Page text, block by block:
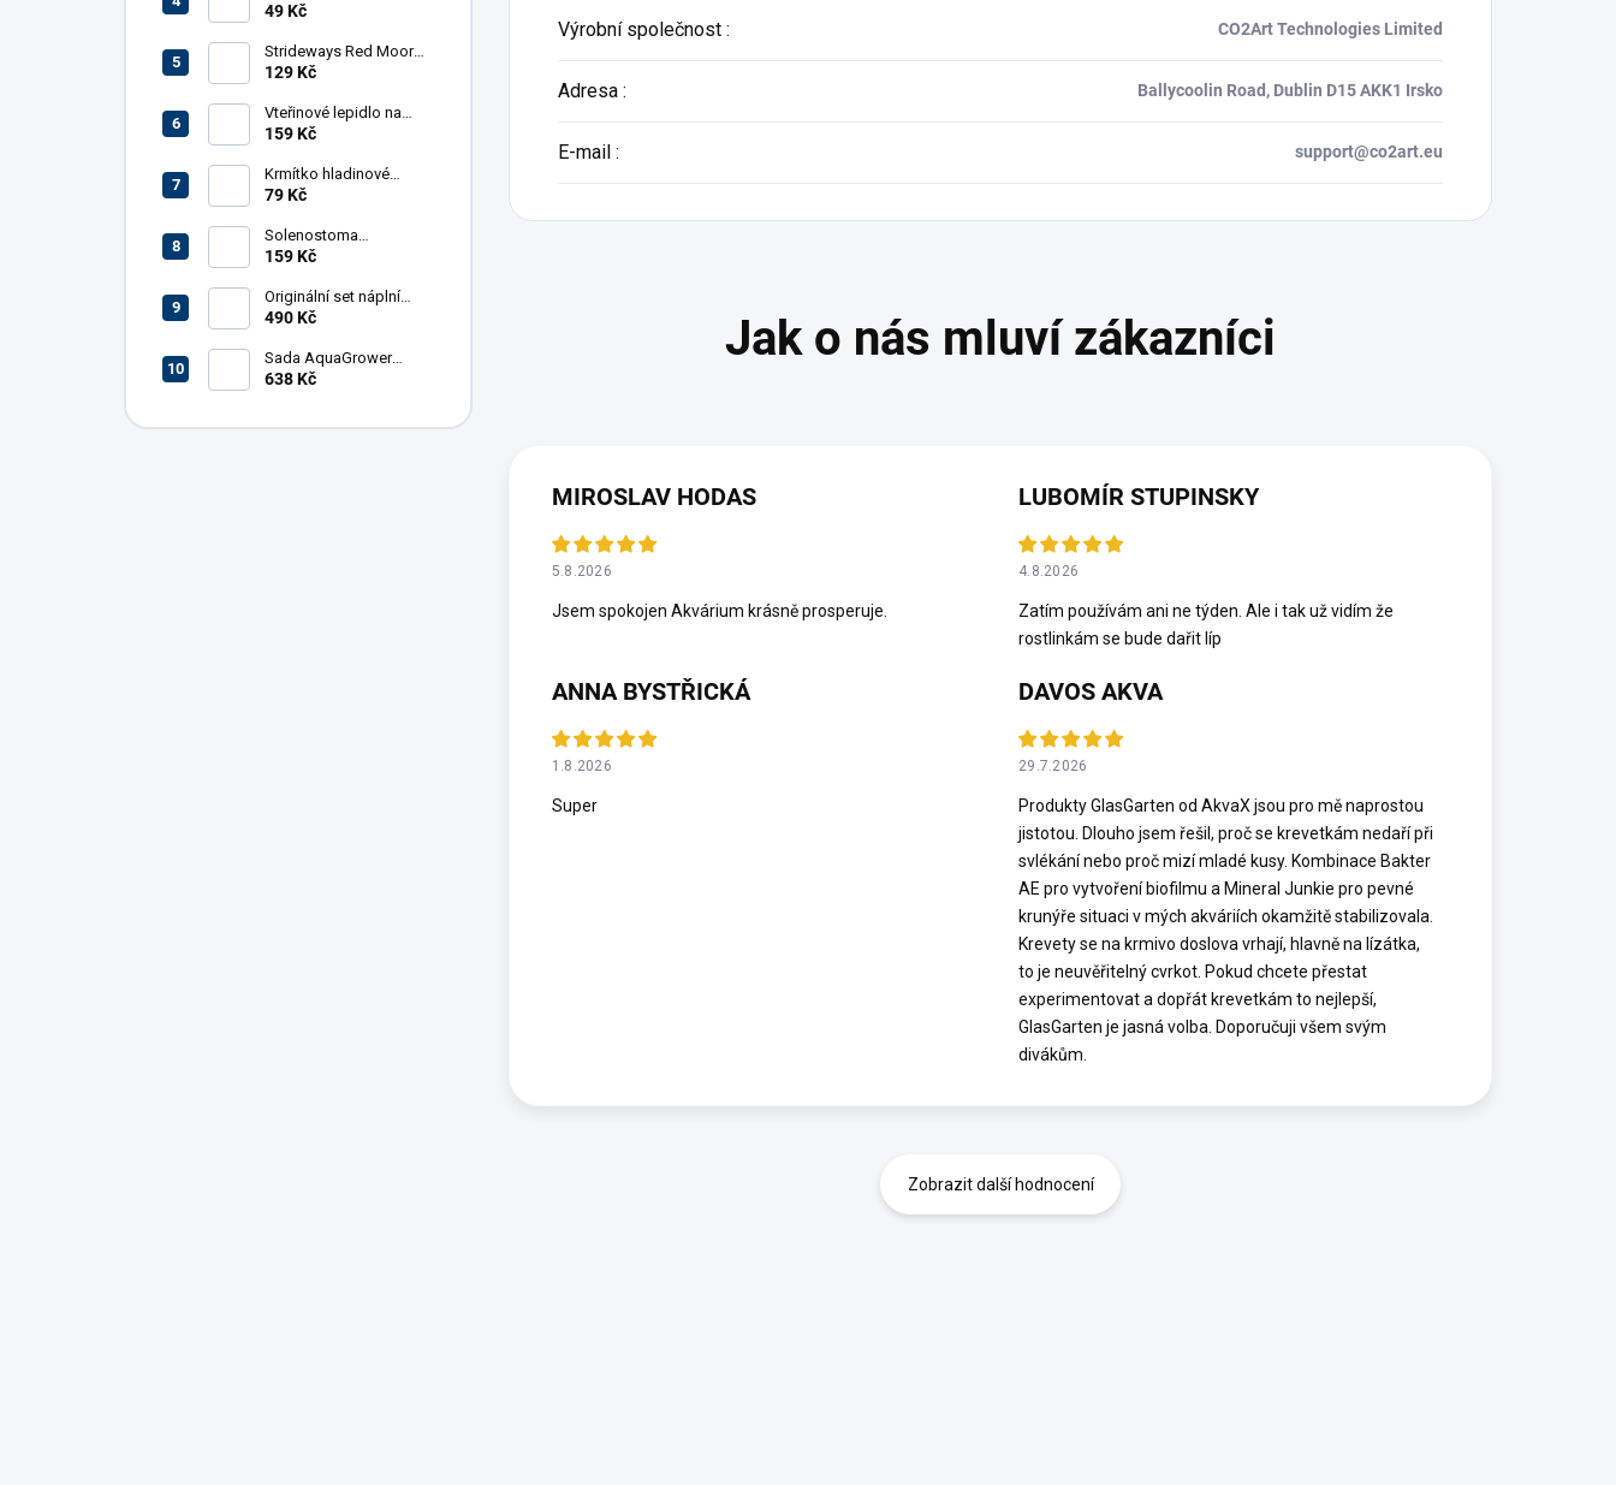
objednávky
49 Kč
Strideways Red Moor
Wood 100g
129 Kč
Vteřinové lepidlo na
rostliny Me Aquaristic
159 Kč
Krmítko hladinové
AkvaX s přísavkou,
79 Kč
Solenostoma
tetragonum 'Pearl
159 Kč
Originální set náplní
Juwel M pro Bioflow 3.0
490 Kč
Sada AquaGrower
Micro a Macro Complex
638 Kč
Výrobní společnost : CO2Art Technologies Limited
Adresa : Ballycoolin Road, Dublin D15 AKK1 Irsko
E-mail : support@co2art.eu
MIROSLAV HODAS
5.8.2026
Jsem spokojen Akvárium krásně prosperuje.
LUBOMÍR STUPINSKY
4.8.2026
Zatím používám ani ne týden. Ale i tak už vidím že
rostlinkám se bude dařit líp
ANNA BYSTŘICKÁ
1.8.2026
Super
DAVOS AKVA
29.7.2026
Produkty GlasGarten od AkvaX jsou pro mě naprostou
jistotou. Dlouho jsem řešil, proč se krevetkám nedaří při
svlékání nebo proč mizí mladé kusy. Kombinace Bakter
AE pro vytvoření biofilmu a Mineral Junkie pro pevné
krunýře situaci v mých akváriích okamžitě stabilizovala.
Krevety se na krmivo doslova vrhají, hlavně na lízátka,
to je neuvěřitelný cvrkot. Pokud chcete přestat
experimentovat a dopřát krevetkám to nejlepší,
GlasGarten je jasná volba. Doporučuji všem svým
divákům.
Zobrazit další hodnocení